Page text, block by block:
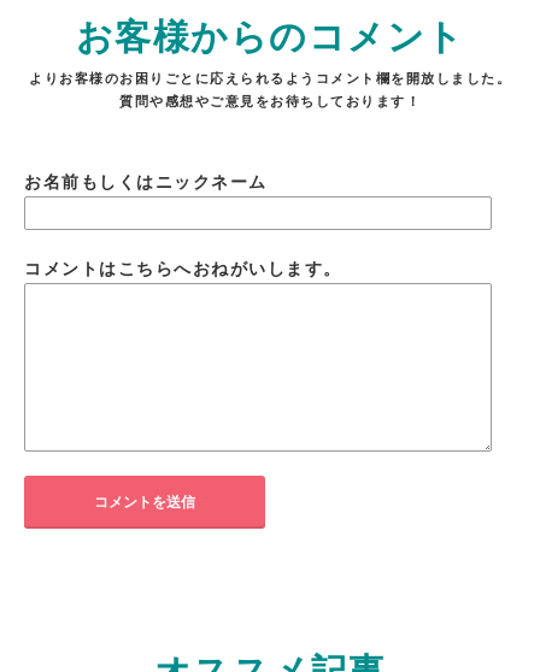
お客様からのコメント
よりお客様のお困りごとに応えられるようコメント欄を開放しました。
質問や感想やご意見をお待ちしております！
お名前もしくはニックネーム
コメントはこちらへおねがいします。